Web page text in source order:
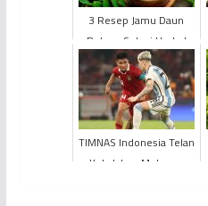
3 Resep Jamu Daun
Rebus, Solusi Herbal
Turunkan Kolesterol
dan Tekanan Darah
Tinggi
TIMNAS Indonesia Telan
Kekalahan Melawan